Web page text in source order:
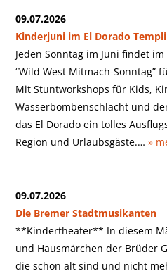
09.07.2026
Kinderjuni im El Dorado
Jeden Sonntag im Juni findet
“Wild West Mitmach-Sonntag”
Mit Stuntworkshops für Kids,
Wasserbombenschlacht und
das El Dorado ein tolles
Region und Urlaubsgäste.…»
09.07.2026
Die Bremer Stadtmusikanten
**Kindertheater** In diesem
und Hausmärchen der Brüder
die schon alt sind und nicht